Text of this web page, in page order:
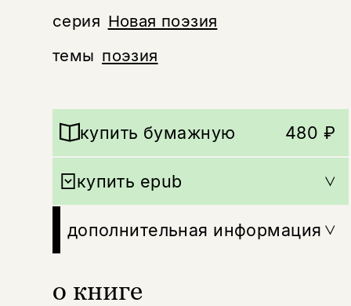
серия Новая поэзия
темы поэзия
о книге
купить бумажную 480 ₽
купить epub
дополнительная информация